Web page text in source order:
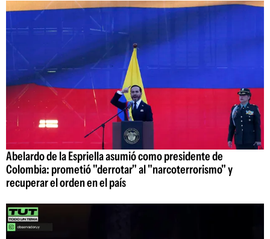
Abelardo de la Espriella asumió como presidente de
Colombia: prometió "derrotar" al "narcoterrorismo" y
recuperar el orden en el país